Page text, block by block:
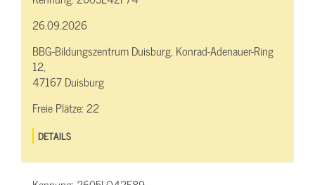
26.09.2026
BBG-Bildungszentrum Duisburg, Konrad-Adenauer-Ring
12,
47167 Duisburg
Freie Plätze:22
DETAILS